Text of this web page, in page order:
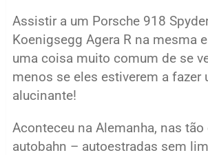
Assistir a um Porsche 918
Koenigsegg Agera R na mesma
uma coisa muito comum de se
menos se eles estiverem a fazer
alucinante!
Aconteceu na Alemanha, nas
autobahn – autoestradas sem